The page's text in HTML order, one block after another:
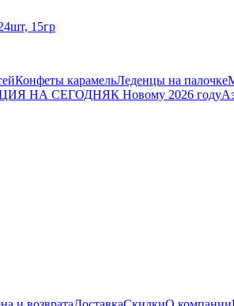
15гр
Конфеты карамельЛеденцы на палочке
НА СЕГОДНЯК Новому 2026 году